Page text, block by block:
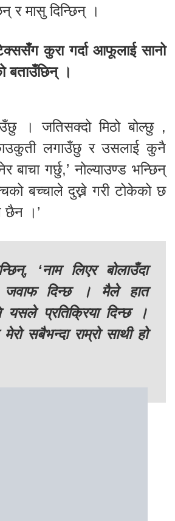
र मासु दिन्छिन् ।
कुरा गर्दा आफूलाई सानो
बताउँछिन् ।
। जतिसक्दो मिठो बोल्छु ,
लगाउँछु र उसलाई कुनै
बाचा गर्छु,’ नोल्याउण्ड भन्छिन्
बच्चाले दुख्ने गरी टोकेको छ
छैन ।’
‘नाम लिएर बोलाउँदा
दिन्छ । मैले हात
यसले प्रतिक्रिया दिन्छ ।
सबैभन्दा राम्रो साथी हो